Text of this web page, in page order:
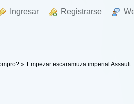
Ingresar Registrarse
» Empezar escaramuza imperial Assault